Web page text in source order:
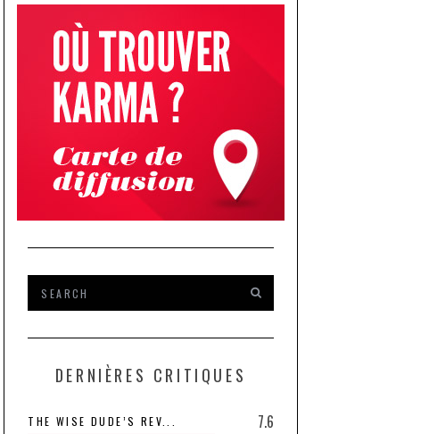
DERNIÈRES CRITIQUES
7.6
THE WISE DUDE’S REV...